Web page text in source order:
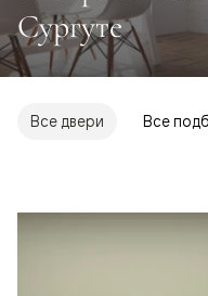
Сургуте
Все двери Все